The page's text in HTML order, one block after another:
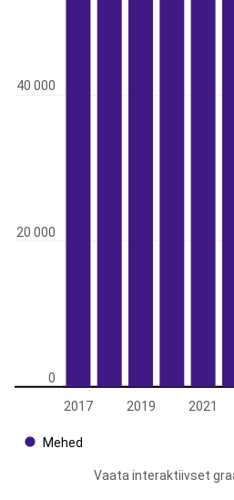
2017 2019 2021
0
20 000
40 000
Mehed
Vaata interaktiivset